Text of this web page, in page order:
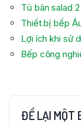
Tủ bàn salad
Thiết bị bếp
Lợi ích khi sử
Bếp công
ĐỂ LẠI MỘT